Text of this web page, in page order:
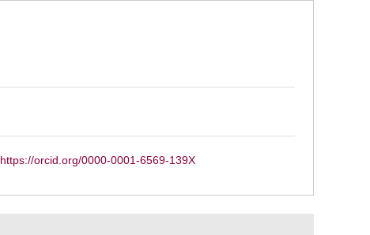
https://orcid.org/0000-0001-6569-139X